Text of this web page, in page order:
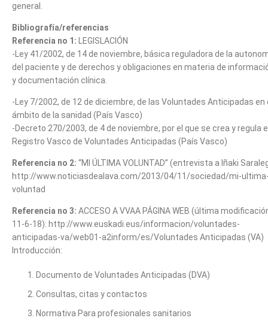
general.
Bibliografía/referencias
Referencia no 1: LEGISLACIÓN
-Ley 41/2002, de 14 de noviembre, básica reguladora de la
del paciente y de derechos y obligaciones en materia de
y documentación clínica.
-Ley 7/2002, de 12 de diciembre, de las Voluntades Anticipadas en
ámbito de la sanidad (País Vasco)
-Decreto 270/2003, de 4 de noviembre, por el que se crea y regula
Registro Vasco de Voluntades Anticipadas (País Vasco)
Referencia no 2: “MI ÚLTIMA VOLUNTAD” (entrevista a Iñaki
http://www.noticiasdealava.com/2013/04/11/sociedad/mi-
voluntad
Referencia no 3: ACCESO A VVAA PÁGINA WEB (última
11-6-18): http://www.euskadi.eus/informacion/voluntades-
anticipadas-va/web01-a2inform/es/Voluntades Anticipadas (VA)
Introducción:
Documento de Voluntades Anticipadas (DVA)
Consultas, citas y contactos
Normativa Para profesionales sanitarios